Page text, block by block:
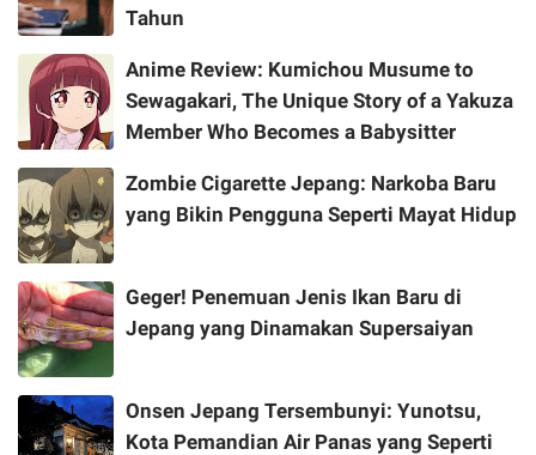
Tahun
Anime Review: Kumichou Musume to
Sewagakari, The Unique Story of a Yakuza
Member Who Becomes a Babysitter
Zombie Cigarette Jepang: Narkoba Baru
yang Bikin Pengguna Seperti Mayat Hidup
Geger! Penemuan Jenis Ikan Baru di
Jepang yang Dinamakan Supersaiyan
Onsen Jepang Tersembunyi: Yunotsu,
Kota Pemandian Air Panas yang Seperti